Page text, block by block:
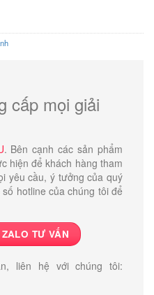
cấp mọi giải
. Bên cạnh các sản phẩm
hiện để khách hàng tham
yêu cầu, ý tưởng của quý
hotline của chúng tôi để
ZALO TƯ VẤN
liên hệ với chúng tôi: